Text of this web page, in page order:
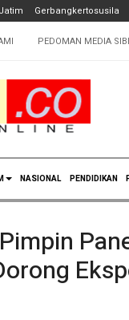
Jatim Gerbangkertosusila
PEDOMAN MEDIA
NASIONAL PENDIDIKAN